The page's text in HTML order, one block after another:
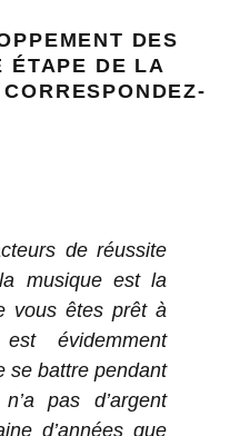
DES
ÉTAPE DE LA
de réussite
musique est la
vous êtes prêt à
évidemment
se battre pendant
pas d’argent
d’années que